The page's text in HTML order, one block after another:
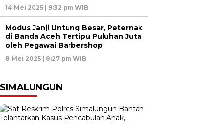
14 Mei 2025 | 9:32 pm WIB
Modus Janji Untung Besar, Peternak
di Banda Aceh Tertipu Puluhan Juta
oleh Pegawai Barbershop
8 Mei 2025 | 8:27 pm WIB
SIMALUNGUN